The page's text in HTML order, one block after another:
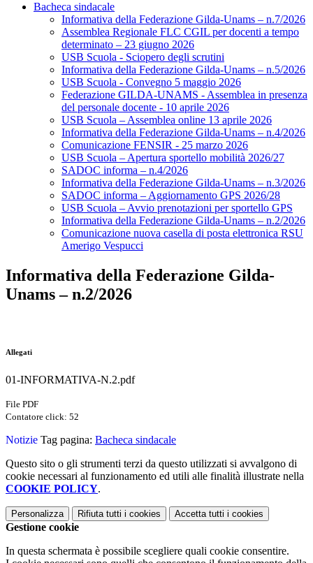
Bacheca sindacale
Informativa della Federazione Gilda-Unams – n.7/2026
Assemblea Regionale FLC CGIL per docenti a tempo
determinato – 23 giugno 2026
USB Scuola - Sciopero degli scrutini
Informativa della Federazione Gilda-Unams – n.5/2026
USB Scuola - Convegno 5 maggio 2026
Federazione GILDA-UNAMS - Assemblea in presenza
del personale docente - 10 aprile 2026
USB Scuola – Assemblea online 13 aprile 2026
Informativa della Federazione Gilda-Unams – n.4/2026
Comunicazione FENSIR - 25 marzo 2026
USB Scuola – Apertura sportello mobilità 2026/27
SADOC informa – n.4/2026
Informativa della Federazione Gilda-Unams – n.3/2026
SADOC informa – Aggiornamento GPS 2026/28
USB Scuola – Avvio prenotazioni per sportello GPS
Informativa della Federazione Gilda-Unams – n.2/2026
Comunicazione nuova casella di posta elettronica RSU
Amerigo Vespucci
Informativa della Federazione Gilda-
Unams – n.2/2026
Allegati
01-INFORMATIVA-N.2.pdf
File PDF
Contatore click: 52
Notizie Tag pagina: Bacheca sindacale
Questo sito o gli strumenti terzi da questo utilizzati si avvalgono di
cookie necessari al funzionamento ed utili alle finalità illustrate nella
COOKIE POLICY.
Personalizza Rifiuta tutti i cookies Accetta tutti i cookies
Gestione cookie
In questa schermata è possibile scegliere quali cookie consentire.